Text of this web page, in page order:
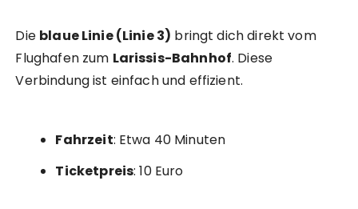
Die blaue Linie (Linie 3) bringt dich direkt vom
Flughafen zum Larissis-Bahnhof. Diese
Verbindung ist einfach und effizient.
Fahrzeit: Etwa 40 Minuten
Ticketpreis: 10 Euro